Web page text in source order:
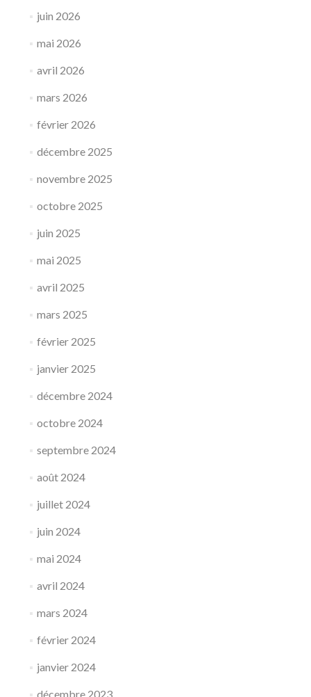
juin 2026
mai 2026
avril 2026
mars 2026
février 2026
décembre 2025
novembre 2025
octobre 2025
juin 2025
mai 2025
avril 2025
mars 2025
février 2025
janvier 2025
décembre 2024
octobre 2024
septembre 2024
août 2024
juillet 2024
juin 2024
mai 2024
avril 2024
mars 2024
février 2024
janvier 2024
décembre 2023